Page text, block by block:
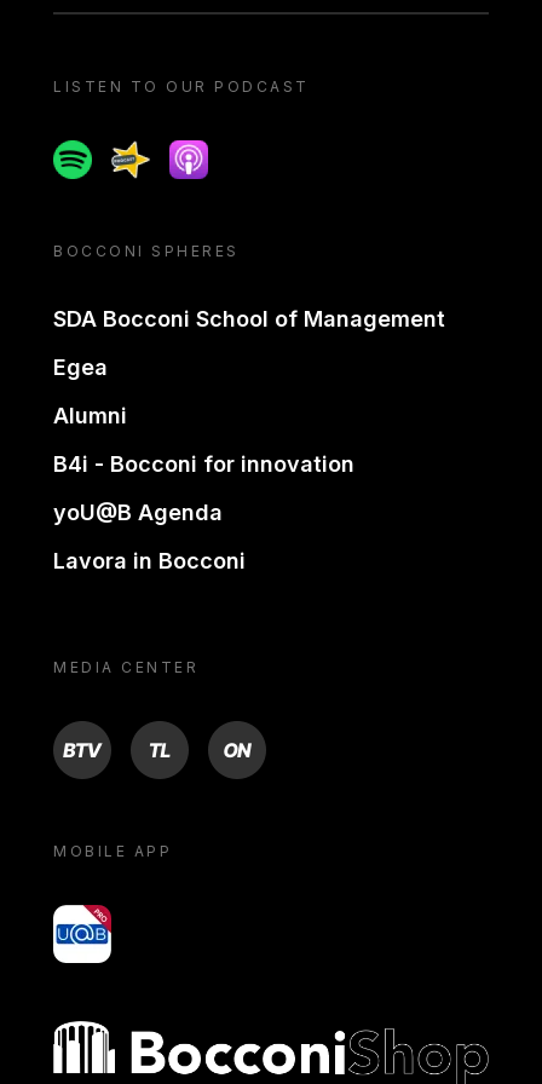
LISTEN TO OUR PODCAST
SpotifySpreakerApple podcast
BOCCONI SPHERES
SDA Bocconi School of Management
Egea
Alumni
B4i - Bocconi for innovation
yoU@B Agenda
Lavora in Bocconi
MEDIA CENTER
BTV TL ON
MOBILE APP
yoU@B
Bocconi shop